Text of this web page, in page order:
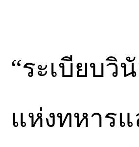
“ระเบียบวิ
แห่งทหารแ